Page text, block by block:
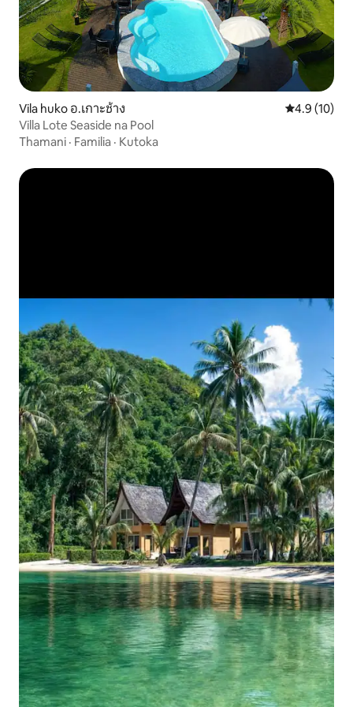
Vila huko อ.เกาะช้าง Ukadiriaji
4.9 (10)
Villa Lote Seaside na Pool
Thamani · Familia · Kutoka